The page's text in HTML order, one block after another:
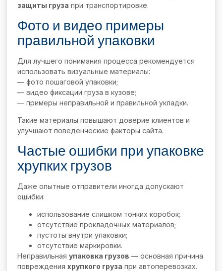
защиты груза при транспортировке.
Фото и видео примеры
правильной упаковки
Для лучшего понимания процесса рекомендуется
использовать визуальные материалы:
— фото пошаговой упаковки;
— видео фиксации груза в кузове;
— примеры неправильной и правильной укладки.
Такие материалы повышают доверие клиентов и
улучшают поведенческие факторы сайта.
Частые ошибки при упаковке
хрупких грузов
Даже опытные отправители иногда допускают
ошибки:
использование слишком тонких коробок;
отсутствие прокладочных материалов;
пустоты внутри упаковки;
отсутствие маркировки.
Неправильная упаковка грузов — основная причина
повреждения хрупкого груза при автоперевозках.